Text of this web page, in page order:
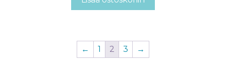
← 1 2 3 →